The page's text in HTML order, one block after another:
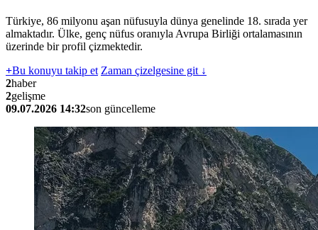
Türkiye, 86 milyonu aşan nüfusuyla dünya genelinde 18. sırada yer
almaktadır. Ülke, genç nüfus oranıyla Avrupa Birliği ortalamasının
üzerinde bir profil çizmektedir.
+Bu konuyu takip et Zaman çizelgesine git ↓
2haber
2gelişme
09.07.2026 14:32son güncelleme